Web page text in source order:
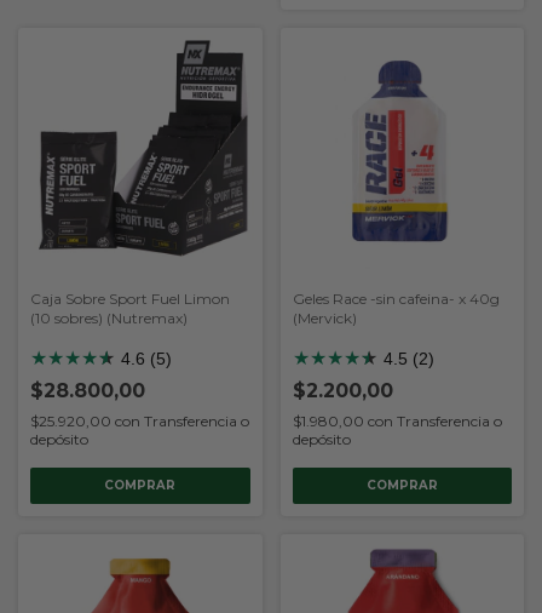
Caja Sobre Sport Fuel Limon
(10 sobres) (Nutremax)
★★★★★
★ 4.6 (5)
$28.800,00
$25.920,00 con Transferencia o
depósito
Geles Race -sin cafeina- x 40g
(Mervick)
★★★★★
★ 4.5 (2)
$2.200,00
$1.980,00 con Transferencia o
depósito
COMPRAR